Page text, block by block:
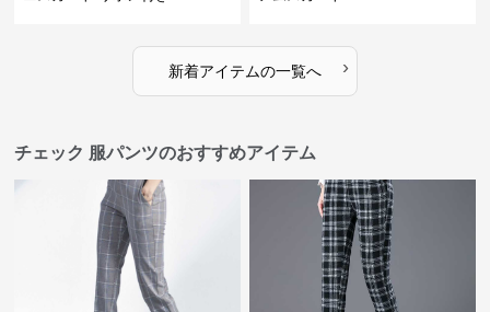
新着アイテムの一覧へ ›
チェック 服パンツのおすすめアイテム